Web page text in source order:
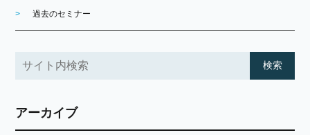
過去のセミナー
アーカイブ